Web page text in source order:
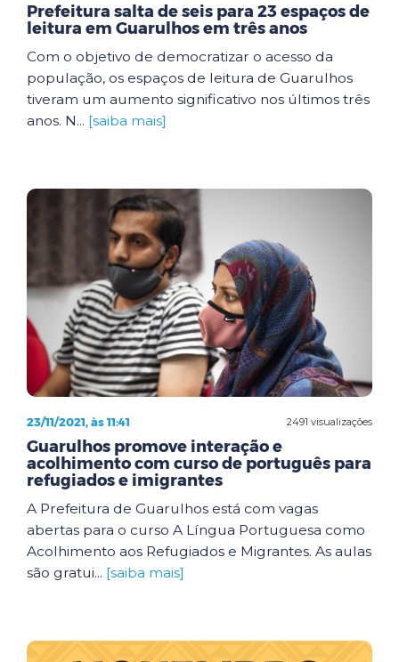
Prefeitura salta de seis para 23 espaços de
leitura em Guarulhos em três anos
Com o objetivo de democratizar o acesso da
população, os espaços de leitura de Guarulhos
tiveram um aumento significativo nos últimos três
anos. N... [saiba mais]
2491 visualizações
23/11/2021, às 11:41
Guarulhos promove interação e
acolhimento com curso de português para
refugiados e imigrantes
A Prefeitura de Guarulhos está com vagas
abertas para o curso A Língua Portuguesa como
Acolhimento aos Refugiados e Migrantes. As aulas
são gratui... [saiba mais]